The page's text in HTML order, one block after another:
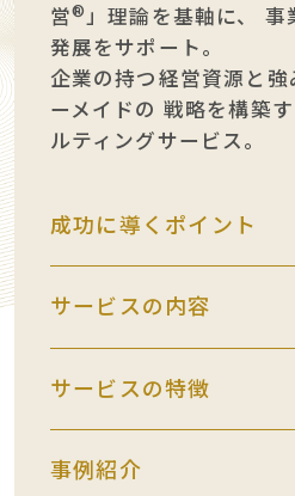
営® 」理論を基軸に、
事
発展をサポート。
企業の持つ経営資源と
ーメイドの 戦略を構築
ルティングサービス。
成功に導くポイント
サービスの内容
サービスの特徴
事例紹介